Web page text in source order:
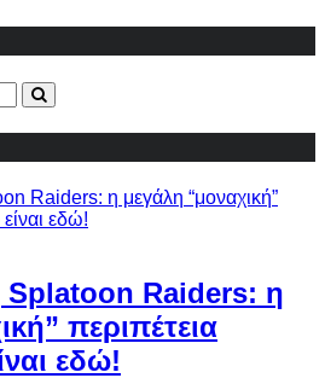
Raiders: η
περιπέτεια
εδώ!